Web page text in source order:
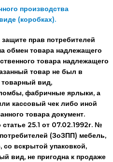
производства
(коробках).
защите прав потребителей
обмен товара надлежащего
товара надлежащего
товар не был в
товарный вид,
фабричные ярлыки, а
кассовый чек либо иной
товара документ.
статье 25.1 от 07.02.1992г. №
(ЗоЗПП) мебель,
вскрытой упаковкой,
вид, не пригодна к продаже